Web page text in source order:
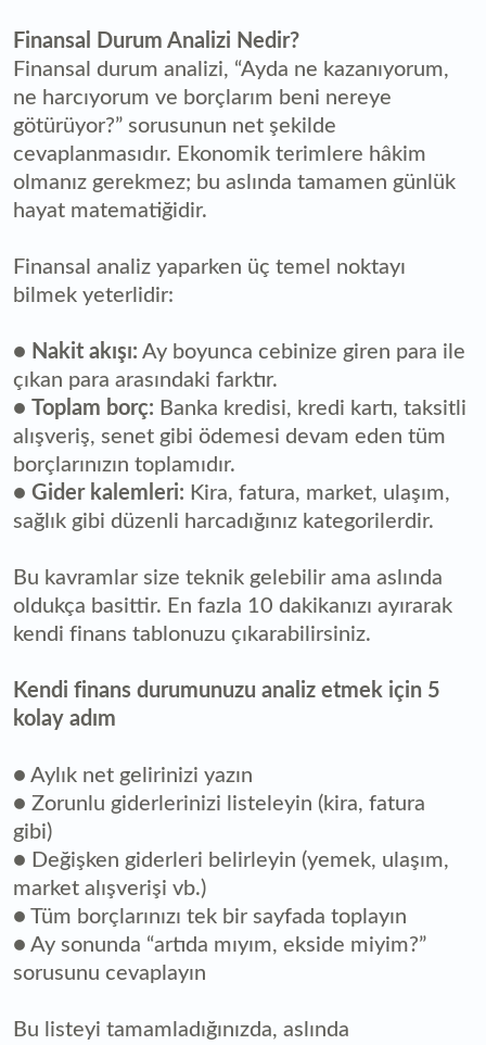
Finansal Durum Analizi Nedir?
Finansal durum analizi, “Ayda ne kazanıyorum,
ne harcıyorum ve borçlarım beni nereye
götürüyor?” sorusunun net şekilde
cevaplanmasıdır. Ekonomik terimlere hâkim
olmanız gerekmez; bu aslında tamamen günlük
hayat matematiğidir.
Finansal analiz yaparken üç temel noktayı
bilmek yeterlidir:
● Nakit akışı: Ay boyunca cebinize giren para ile
çıkan para arasındaki farktır.
● Toplam borç: Banka kredisi, kredi kartı, taksitli
alışveriş, senet gibi ödemesi devam eden tüm
borçlarınızın toplamıdır.
● Gider kalemleri: Kira, fatura, market, ulaşım,
sağlık gibi düzenli harcadığınız kategorilerdir.
Bu kavramlar size teknik gelebilir ama aslında
oldukça basittir. En fazla 10 dakikanızı ayırarak
kendi finans tablonuzu çıkarabilirsiniz.
Kendi finans durumunuzu analiz etmek için 5
kolay adım
● Aylık net gelirinizi yazın
● Zorunlu giderlerinizi listeleyin (kira, fatura
gibi)
● Değişken giderleri belirleyin (yemek, ulaşım,
market alışverişi vb.)
● Tüm borçlarınızı tek bir sayfada toplayın
● Ay sonunda “artıda mıyım, ekside miyim?”
sorusunu cevaplayın
Bu listeyi tamamladığınızda, aslında